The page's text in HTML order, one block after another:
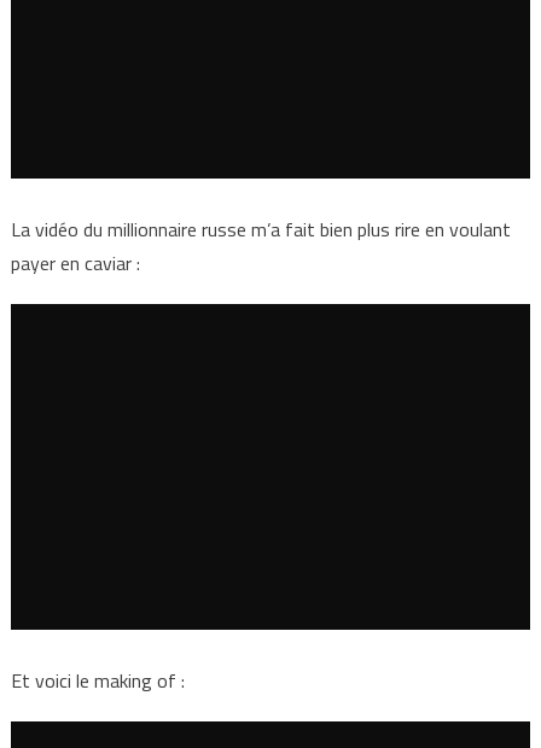
La vidéo du millionnaire russe m’a fait bien plus rire en voulant
payer en caviar :
Et voici le making of :